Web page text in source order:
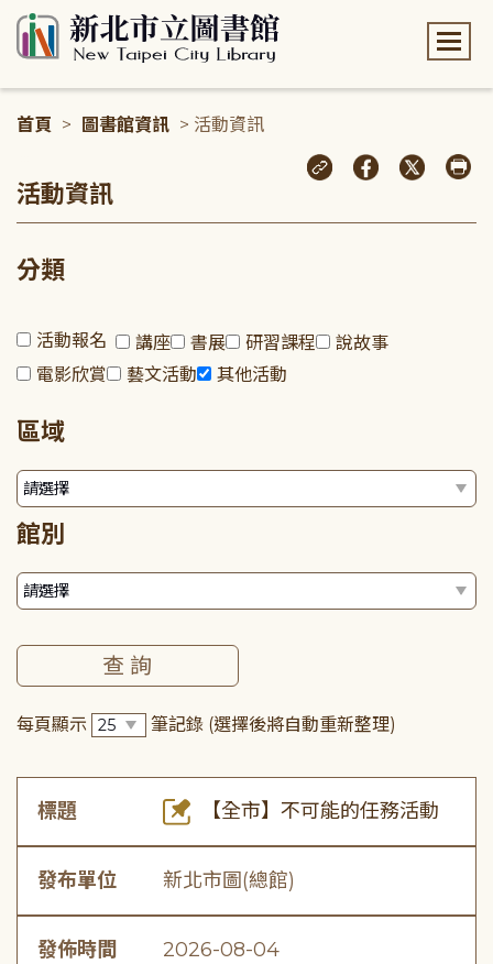
首頁 > 圖書館資訊 > 活動資訊
活動資訊
分類
活動報名 講座 書展 研習課程
說故事
電影欣賞
藝文活動 其他活動
區域
館別
每頁顯示 筆記錄 (選擇後將自動重新整理)
標題 【全市】不可能的任務活動
發布單位 新北市圖(總館)
發佈時間 2026-08-04